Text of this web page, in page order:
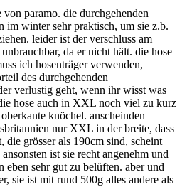
paramo. die durchgehenden
im winter sehr praktisch, um sie z.b.
leider ist der verschluss am
da er nicht hält. die hose
ich hosenträger verwenden,
des durchgehenden
verlustig geht, wenn ihr wisst was
hose auch in XXL noch viel zu kurz
knöchel. anscheinden
nur XXL in der breite, dass
die grösser als 190cm sind, scheint
ist sie recht angenehm und
eben sehr gut zu belüften. aber und
sie ist mit rund 500g alles andere als